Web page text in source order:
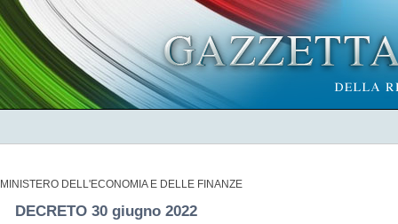
MINISTERO DELL'ECONOMIA E DELLE FINANZE
DECRETO 30 giugno 2022